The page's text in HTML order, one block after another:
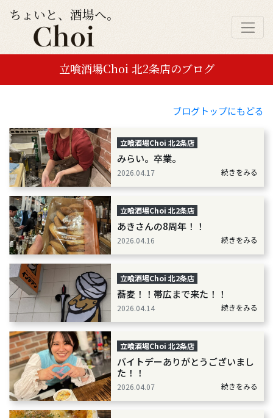
ちょいと、酒場へ。
立喰酒場Choi 北2条店のブログ
ブログトップにもどる
立喰酒場Choi 北2条店
みらい。卒業。
2026.04.17 続きをみる
立喰酒場Choi 北2条店
あきさんの8周年！！
2026.04.16 続きをみる
立喰酒場Choi 北2条店
蕎麦！！帯広まで来た！！
2026.04.14 続きをみる
立喰酒場Choi 北2条店
バイトデーありがとうございまし
た！！
2026.04.07 続きをみる